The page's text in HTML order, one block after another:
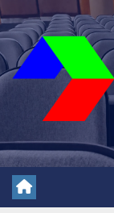
Skip
to
content